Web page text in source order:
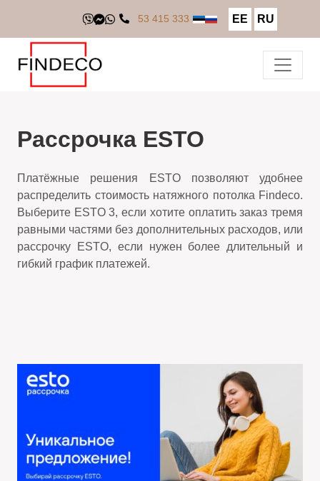
53 415 333 EE RU
Рассрочка ESTO
Платёжные решения ESTO позволяют удобнее
распределить стоимость натяжного потолка Findeco.
Выберите ESTO 3, если хотите оплатить заказ тремя
равными частями без дополнительных расходов, или
рассрочку ESTO, если нужен более длительный и
гибкий график платежей.